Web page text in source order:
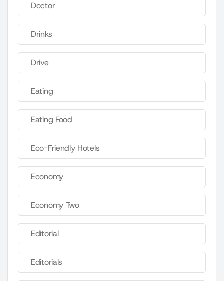
Doctor
Drinks
Drive
Eating
Eating Food
Eco-Friendly Hotels
Economy
Economy Two
Editorial
Editorials